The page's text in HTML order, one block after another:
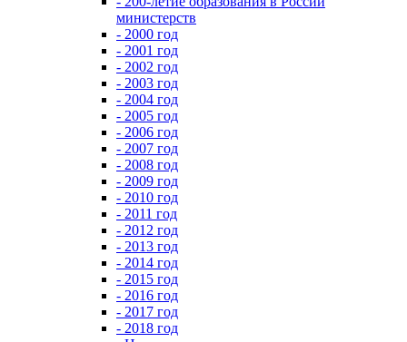
министерств
- 2000 год
- 2001 год
- 2002 год
- 2003 год
- 2004 год
- 2005 год
- 2006 год
- 2007 год
- 2008 год
- 2009 год
- 2010 год
- 2011 год
- 2012 год
- 2013 год
- 2014 год
- 2015 год
- 2016 год
- 2017 год
- 2018 год